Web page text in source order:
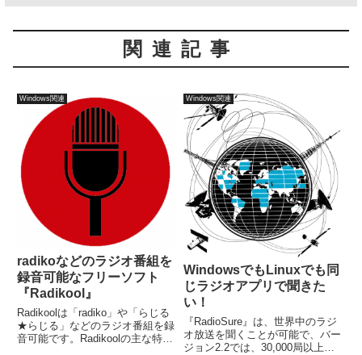
関連記事
Windows関連
radikoなどのラジオ番組を
録音可能なフリーソフト
『Radikool』
Radikoolは「radiko」や「らじる
★らじる」などのラジオ番組を録
音可能です。Radikoolの主な特
Windows関連
WindowsでもLinuxでも同
じラジオアプリで聞きた
い！
『RadioSure』は、世界中のラジ
オ放送を聞くことが可能で、バー
ジョン2.2では、30,000局以上の